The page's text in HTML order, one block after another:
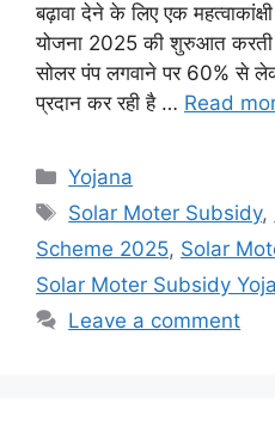
बढ़ावा देने के लिए एक
योजना 2025 की शुरुआत करती
सोलर पंप लगवाने पर 60% से
प्रदान कर रही है … Read
Categories
Yojana
Tags
Solar Moter Subsidy,
Scheme 2025, Solar
Solar Moter Subsidy
Leave a comment